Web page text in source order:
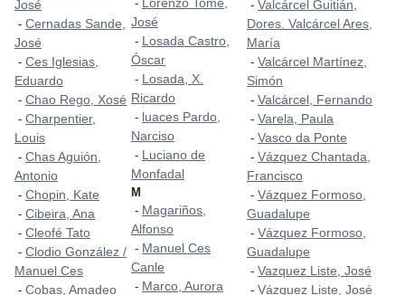
José
- Cernadas Sande,
José
- Ces Iglesias,
Eduardo
- Chao Rego, Xosé
- Charpentier,
Louis
- Chas Aguión,
Antonio
- Chopin, Kate
- Cibeira, Ana
- Cleofé Tato
- Clodio González /
Manuel Ces
- Cobas, Amadeo
- Lorenzo Tomé,
José
- Losada Castro,
Óscar
- Losada, X.
Ricardo
- luaces Pardo,
Narciso
- Luciano de
Monfadal
M
- Magariños,
Alfonso
- Manuel Ces
Canle
- Marco, Aurora
- Valcárcel Guitián,
Dores. Valcárcel Ares,
María
- Valcárcel Martínez,
Simón
- Valcárcel, Fernando
- Varela, Paula
- Vasco da Ponte
- Vázquez Chantada,
Francisco
- Vázquez Formoso,
Guadalupe
- Vázquez Formoso,
Guadalupe
- Vazquez Liste, José
- Vázquez Liste, José